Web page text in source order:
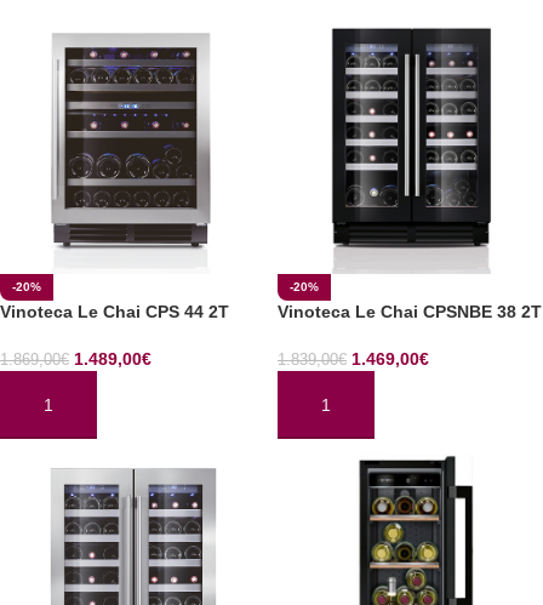
-20%
Vinoteca Le Chai CPS 44 2T
1.869,00€ 1.489,00€
AÑADIR AL CARRITO
-20%
Vinoteca Le Chai CPSNBE 38 2T
1.839,00€ 1.469,00€
AÑADIR AL CARRITO